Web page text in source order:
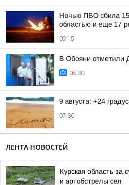
Ночью ПВО сбила
областью и еще 17
09:15
В Обояни отметили
08:30
9 августа: +24
07:30
ЛЕНТА НОВОСТЕЙ
Курская область за
и артобстрелы сёл